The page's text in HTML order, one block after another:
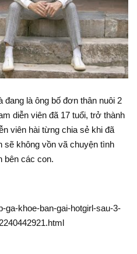
đang là ông bố đơn thân nuôi 2
diễn viên đã 17 tuổi, trở thành
viên hài từng chia sẻ khi đã
sẽ không vồn vã chuyện tình
bên các con.
ga-khoe-ban-gai-hotgirl-sau-3-